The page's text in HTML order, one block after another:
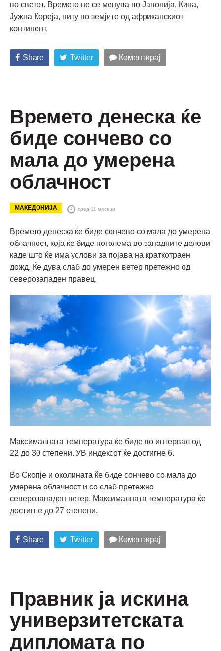
во светот. Времето не се менува во Јапонија, Кина,
Јужна Кореја, ниту во земјите од африканскиот
континент.
Share Twitter Коментирај
Времето денеска ќе
биде сончево со
мала до умерена
облачност
МАКЕДОНИЈА пред 11 месеци
Времето денеска ќе биде сончево со мала до умерена
облачност, која ќе биде поголема во западните делови
каде што ќе има услови за појава на краткотраен
дожд. Ќе дува слаб до умерен ветер претежно од
северозападен правец.
Максималната температура ќе биде во интервал од
22 до 30 степени. УВ индексот ќе достигне 6.
Во Скопје и околината ќе биде сончево со мала до
умерена облачност и со слаб претежно
северозападен ветер. Максималната температура ќе
достигне до 27 степени.
Share Twitter Коментирај
Правник ја искина
универзитетската
дипломата по